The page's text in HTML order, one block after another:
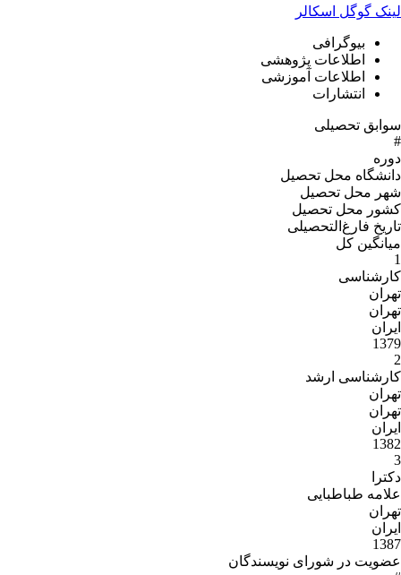
لینک گوگل اسکالر
بیوگرافی
اطلاعات پژوهشی
اطلاعات آموزشی
انتشارات
سوابق تحصیلی
#
دوره
دانشگاه محل تحصیل
شهر محل تحصیل
کشور محل تحصیل
تاریخ فارغ‌التحصیلى
میانگین کل
1
کارشناسی
تهران
تهران
ایران
1379
2
کارشناسی ارشد
تهران
تهران
ایران
1382
3
دکترا
علامه طباطبایی
تهران
ایران
1387
عضویت در شورای نویسندگان